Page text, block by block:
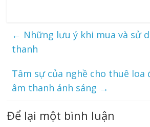
← Những lưu ý khi mua và sử
thanh
Tâm sự của nghề cho thuê loa
âm thanh ánh sáng →
Để lại một bình luận